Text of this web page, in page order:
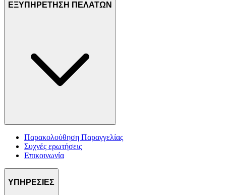
ΕΞΥΠΗΡΕΤΗΣΗ ΠΕΛΑΤΩΝ
Παρακολούθηση Παραγγελίας
Συχνές ερωτήσεις
Επικοινωνία
ΥΠΗΡΕΣΙΕΣ